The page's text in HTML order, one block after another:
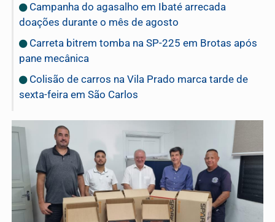
Campanha do agasalho em Ibaté arrecada
doações durante o mês de agosto
Carreta bitrem tomba na SP-225 em Brotas após
pane mecânica
Colisão de carros na Vila Prado marca tarde de
sexta-feira em São Carlos